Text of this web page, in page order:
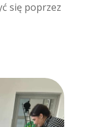
się poprzez